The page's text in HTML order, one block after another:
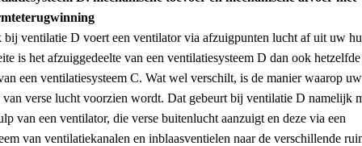
bij ventilatie D voert een ventilator via afzuigpunten lucht af uit uw
is het afzuiggedeelte van een ventilatiesysteem D dan ook
een ventilatiesysteem C. Wat wel verschilt, is de manier waarop uw
van verse lucht voorzien wordt. Dat gebeurt bij ventilatie D namelijk
van een ventilator, die verse buitenlucht aanzuigt en deze via een
van ventilatiekanalen en inblaasventielen naar de verschillende